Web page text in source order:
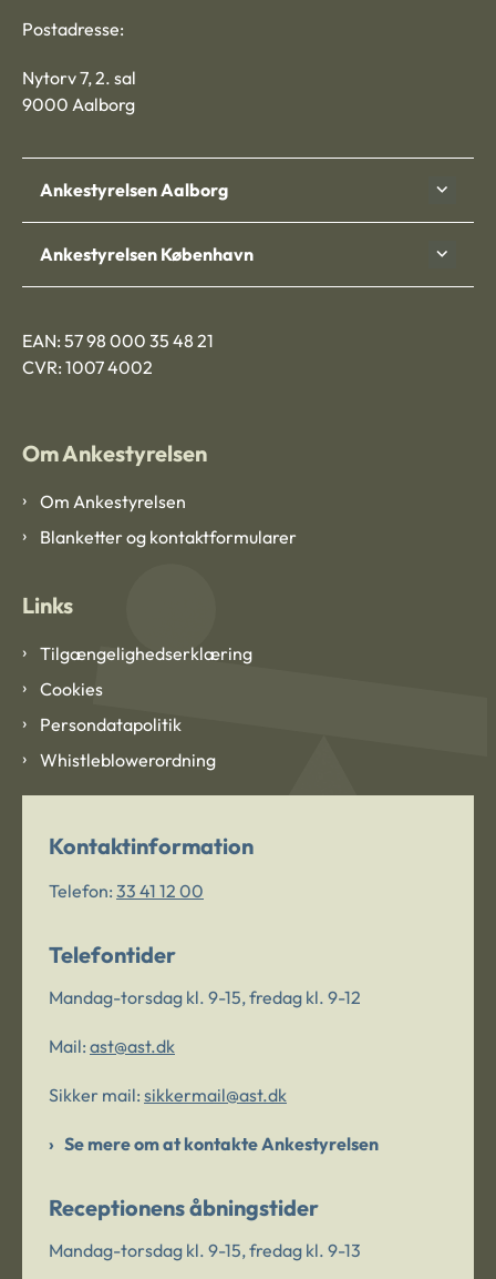
Postadresse:
Nytorv 7, 2. sal
9000 Aalborg
Ankestyrelsen Aalborg
Ankestyrelsen København
EAN: 57 98 000 35 48 21
CVR: 1007 4002
Om Ankestyrelsen
Om Ankestyrelsen
Blanketter og kontaktformularer
Links
Tilgængelighedserklæring
Cookies
Persondatapolitik
Whistleblowerordning
Kontaktinformation
Telefon: 33 41 12 00
Telefontider
Mandag-torsdag kl. 9-15, fredag kl. 9-12
Mail: ast@ast.dk
Sikker mail: sikkermail@ast.dk
Se mere om at kontakte Ankestyrelsen
Receptionens åbningstider
Mandag-torsdag kl. 9-15, fredag kl. 9-13